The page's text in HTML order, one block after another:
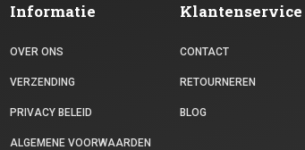
Informatie
OVER ONS
VERZENDING
PRIVACY BELEID
ALGEMENE VOORWAARDEN
Klantenservice
CONTACT
RETOURNEREN
BLOG